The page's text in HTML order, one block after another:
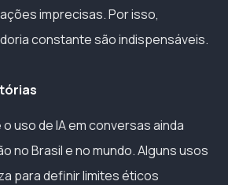
imprecisas. Por isso,
constante são indispensáveis.
uso de IA em conversas ainda
no Brasil e no mundo. Alguns usos
para definir limites éticos